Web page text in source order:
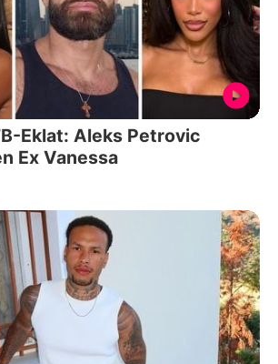
Eklat: Aleks Petrovic
Ex Vanessa